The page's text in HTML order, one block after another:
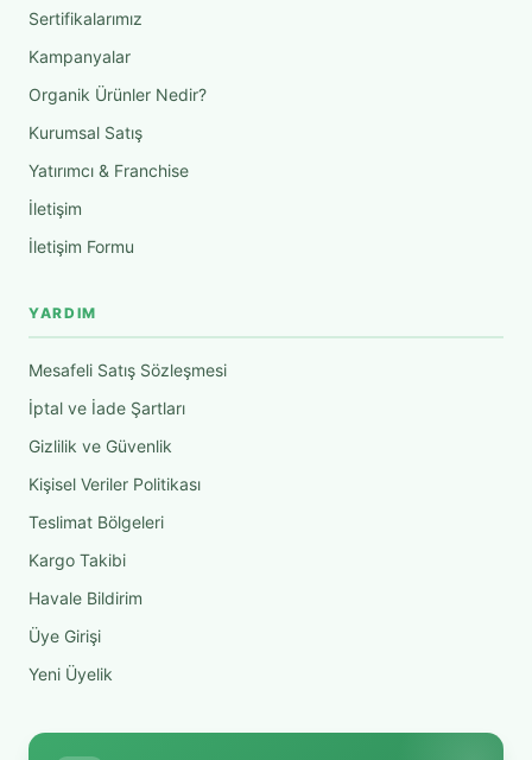
Sertifikalarımız
Kampanyalar
Organik Ürünler Nedir?
Kurumsal Satış
Yatırımcı & Franchise
İletişim
İletişim Formu
YARDIM
Mesafeli Satış Sözleşmesi
İptal ve İade Şartları
Gizlilik ve Güvenlik
Kişisel Veriler Politikası
Teslimat Bölgeleri
Kargo Takibi
Havale Bildirim
Üye Girişi
Yeni Üyelik